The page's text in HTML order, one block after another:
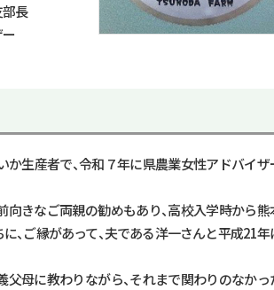
長
か生産者で、令和７年に県農業女性アドバイ
向きなご両親の勧めもあり、高校入学時から
、ご縁があって、夫である洋一さんと平成21
父母に教わりながら、それまで関わりのなか